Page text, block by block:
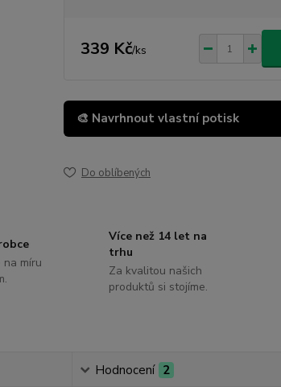
339 Kč/ks
🎨 Navrhnout vlastní potisk
Do oblíbených
na míru
Více než 14 let na
trhu
Za kvalitou našich
produktů si stojíme.
Hodnocení 2